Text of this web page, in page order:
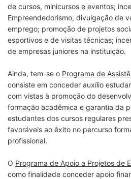
de cursos, minicursos e eventos;
Empreendedorismo, divulgação de
emprego; promoção de projetos
esportivos e de visitas técnicas;
de empresas juniores na instituição.
Ainda, tem-se o Programa de
consiste em conceder auxílio
com vistas à promoção do
formação acadêmica e garantia da
estudantes dos cursos regulares
favoráveis ao êxito no percurso
profissional.
O Programa de Apoio a Projetos de
como finalidade conceder apoio